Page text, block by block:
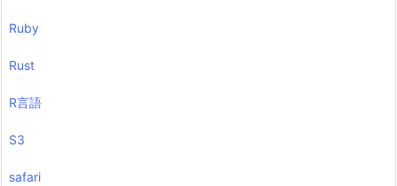
Ruby
Rust
R言語
S3
safari